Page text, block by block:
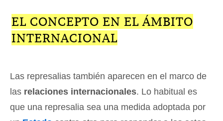
EL CONCEPTO EN EL ÁMBITO
INTERNACIONAL
Las represalias también aparecen en el marco de
las relaciones internacionales. Lo habitual es
que una represalia sea una medida adoptada por